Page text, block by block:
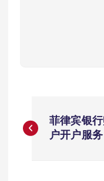
章
菲律宾银
户开户服务